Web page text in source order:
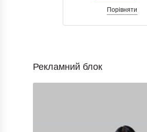
Порівняти
Рекламний блок